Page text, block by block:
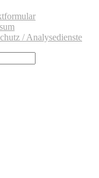
/ Analysedienste